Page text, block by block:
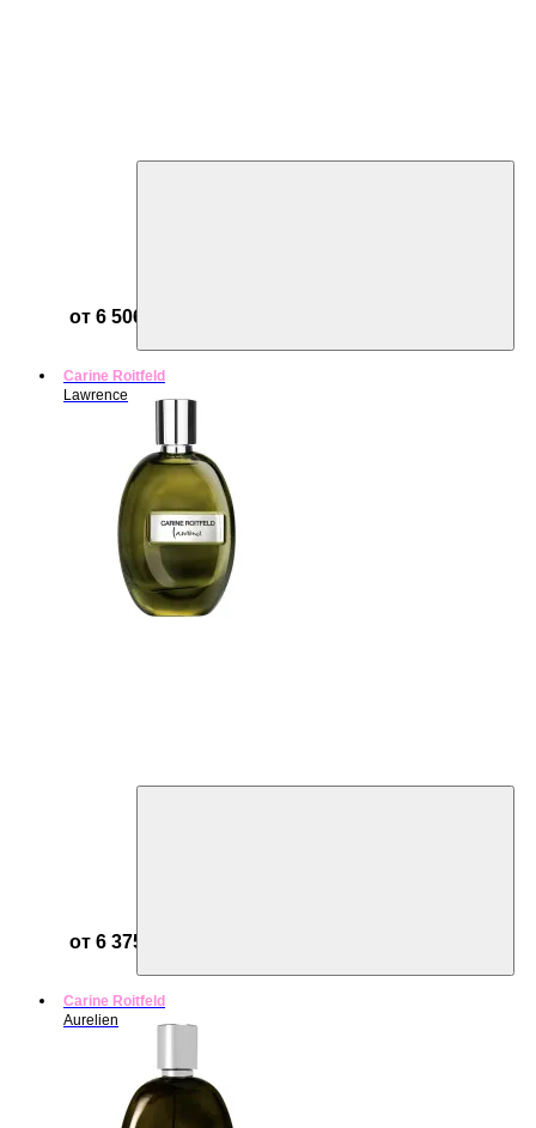
от 6 506 ₽
Carine Roitfeld
Lawrence
от 6 375 ₽
Carine Roitfeld
Aurelien